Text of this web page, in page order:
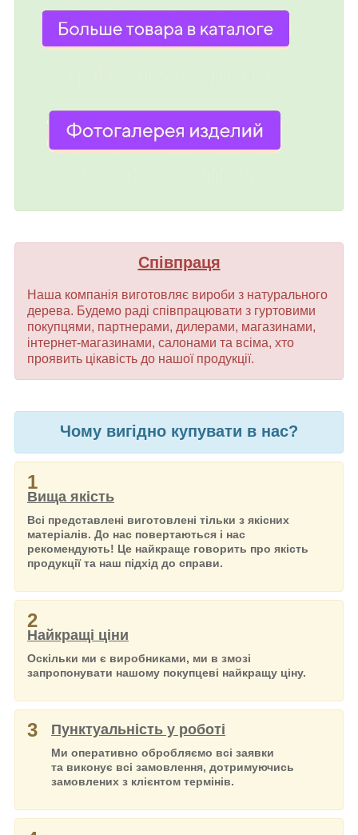
Співпраця
Наша компанія виготовляє вироби з натурального
дерева. Будемо раді співпрацювати з гуртовими
покупцями, партнерами, дилерами, магазинами,
інтернет-магазинами, салонами та всіма, хто
проявить цікавість до нашої продукції.
Чому вигідно купувати в нас?
1
Вища якість
Всі представлені виготовлені тільки з якісних
матеріалів. До нас повертаються і нас
рекомендують! Це найкраще говорить про якість
продукції та наш підхід до справи.
2
Найкращі ціни
Оскільки ми є виробниками, ми в змозі
запропонувати нашому покупцеві найкращу ціну.
3 Пунктуальність у роботі
Ми оперативно обробляємо всі заявки
та виконує всі замовлення, дотримуючись
замовлених з клієнтом термінів.